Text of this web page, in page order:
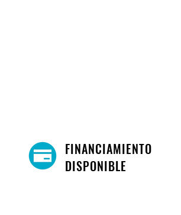
FINANCIAMIENTO
DISPONIBLE